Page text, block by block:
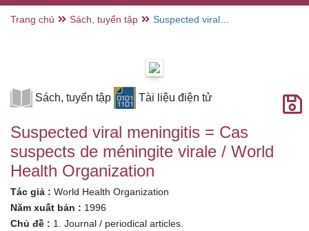
Trang chủ Sách, tuyển tập
Suspected viral
World Health
Organization
Sách, tuyển tập Tài liệu điện tử
Suspected viral meningitis = Cas
suspects de méningite virale / World
Health Organization
Tác giả : World Health Organization
Năm xuất bản : 1996
Chủ đề : 1. Journal / periodical articles.